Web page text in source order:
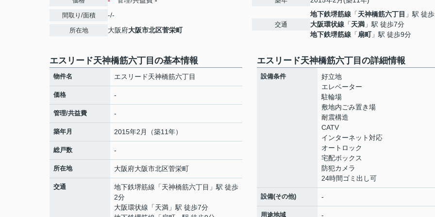
間取り/面積 -/-
所在地 大阪府大阪市北区菅栄町
交通
地下鉄堺筋線 「天神橋筋六丁目 」駅 徒
大阪環状線 「天満 」駅 徒歩7分
地下鉄堺筋線 「扇町」駅 徒歩9分
エスリード天神橋筋六丁目の基本情報
物件名 エスリード天神橋筋六丁目
価格 -
管理/共益費 -
築年月 2015年2月（築11年）
総戸数 -
所在地 大阪府大阪市北区菅栄町
交通 地下鉄堺筋線 「天神橋筋六丁目 」駅 徒歩
2分
大阪環状線 「天満 」駅 徒歩7分
エスリード天神橋筋六丁目の詳細情報
設備条件
好立地
エレベーター
駐輪場
敷地内ごみ置き場
耐震構造
CATV
インターネット対応
オートロック
宅配ボックス
防犯カメラ
24時間ゴミ出し可
設備(その他) -
用途地域 -